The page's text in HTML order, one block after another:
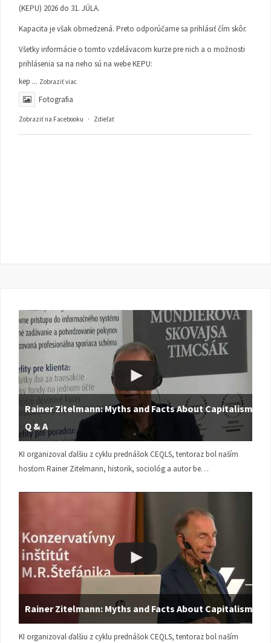
(KEPU) 2026 do 31. JÚLA.
Kapacita je však obmedzená. Preto odporúčame sa prihlásiť čím skôr.
Všetky informácie o tomto vzdelávacom kurze pre nich a o možnosti
prihlásenia sa na neho sú na webe KEPU:
kep ... Zobraziť viac
Fotografia
Zobraziť na Facebooku · Zdieľať
Rainer Zitelmann: Myths and Facts About Capitalism |
Q & A
KI organizoval ďalšiu z cyklu prednášok CEQLS, tentoraz bol naším
hosťom Rainer Zitelmann, historik, sociológ a autor be…
Rainer Zitelmann: Myths and Facts About Capitalism
KI organizoval ďalšiu z cyklu prednášok CEQLS, tentoraz bol naším